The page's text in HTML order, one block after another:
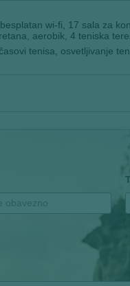
wi-fi, 17 sala za
aerobik, 4 teniska
tenisa, osvetljivanje